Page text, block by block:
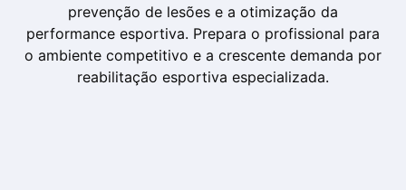
prevenção de lesões e a otimização da
performance esportiva. Prepara o profissional para
o ambiente competitivo e a crescente demanda por
reabilitação esportiva especializada.